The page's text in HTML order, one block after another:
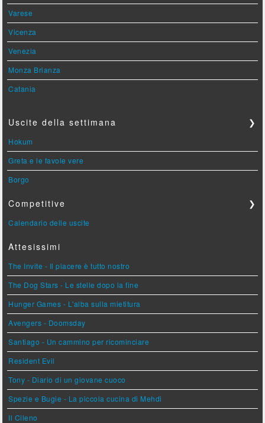
Varese
Vicenza
Venezia
Monza Brianza
Catania
Uscite della settimana ❯
Hokum
Greta e le favole vere
Borgo
Competitive ❯
Calendario delle uscite
Attesissimi
The Invite - Il piacere è tutto nostro
The Dog Stars - Le stelle dopo la fine
Hunger Games - L'alba sulla mietitura
Avengers - Doomsday
Santiago - Un cammino per ricominciare
Resident Evil
Tony - Diario di un giovane cuoco
Spezie e Bugie - La piccola cucina di Mehdi
Il Cileno